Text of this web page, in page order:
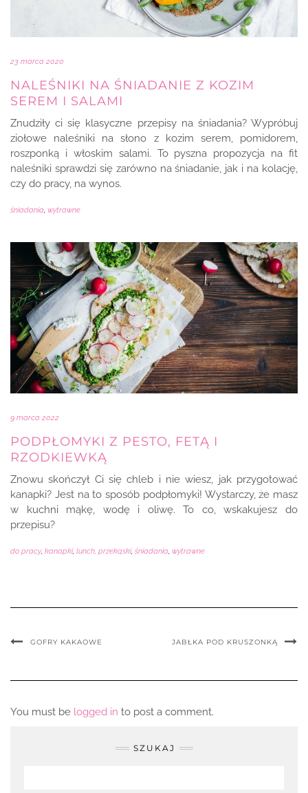
23 marca 2020
NALEŚNIKI NA ŚNIADANIE Z KOZIM
SEREM I SALAMI
Znudziły ci się klasyczne przepisy na śniadania? Wypróbuj
ziołowe naleśniki na słono z kozim serem, pomidorem,
roszponką i włoskim salami. To pyszna propozycja na fit
naleśniki sprawdzi się zarówno na śniadanie, jak i na kolację,
czy do pracy, na wynos.
śniadania, wytrawne
9 marca 2022
PODPŁOMYKI Z PESTO, FETĄ I
RZODKIEWKĄ
Znowu skończył Ci się chleb i nie wiesz, jak przygotować
kanapki? Jest na to sposób podpłomyki! Wystarczy, że masz
w kuchni mąkę, wodę i oliwę. To co, wskakujesz do
przepisu?
do pracy, kanapki, lunch, przekąski, śniadania, wytrawne
GOFRY KAKAOWE JABŁKA POD KRUSZONKĄ
You must be logged in to post a comment.
SZUKAJ